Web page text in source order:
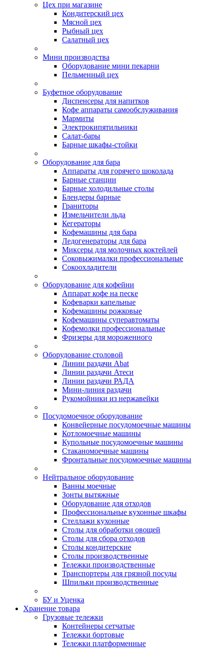
Цех при магазине
Кондитерский цех
Мясной цех
Рыбный цех
Салатный цех
Мини производства
Оборудование мини пекарни
Пельменный цех
Буфетное оборудование
Диспенсеры для напитков
Кофе аппараты самообслуживания
Мармиты
Электрокипятильники
Cалат-бары
Барные шкафы-стойки
Оборудование для бара
Аппараты для горячего шоколада
Барные станции
Барные холодильные столы
Блендеры барные
Граниторы
Измельчители льда
Кегераторы
Кофемашины для бара
Ледогенераторы для бара
Миксеры для молочных коктейлей
Соковыжималки профессиональные
Сокоохладители
Оборудование для кофейни
Аппарат кофе на песке
Кофеварки капельные
Кофемашины рожковые
Кофемашины суперавтоматы
Кофемолки профессиональные
Фризеры для мороженного
Оборудование столовой
Линии раздачи Abat
Линии раздачи Атеси
Линии раздачи РАДА
Мини-линия раздачи
Рукомойники из нержавейки
Посудомоечное оборудование
Конвейерные посудомоечные машины
Котломоечные машины
Купольные посудомоечные машины
Стаканомоечные машины
Фронтальные посудомоечные машины
Нейтральное оборудование
Ванны моечные
Зонты вытяжные
Оборудование для отходов
Профессиональные кухонные шкафы
Стеллажи кухонные
Столы для обработки овощей
Столы для сбора отходов
Столы кондитерские
Столы производственные
Тележки производственные
Транспортеры для грязной посуды
Шпильки производственные
БУ и Уценка
Хранение товара
Грузовые тележки
Контейнеры сетчатые
Тележки бортовые
Тележки платформенные